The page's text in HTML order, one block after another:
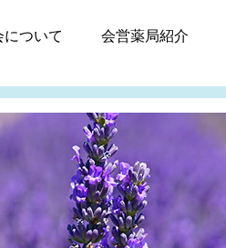
について 会営薬局紹介